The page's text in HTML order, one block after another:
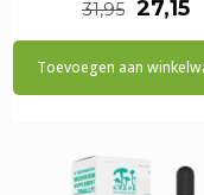
31,95
prijs
27,15
Toevoegen aan